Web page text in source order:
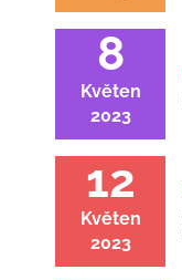
8
Květen
2023
12
Květen
2023